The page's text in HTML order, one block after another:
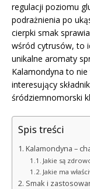
regulacji poziomu
podrażnienia po
cierpki smak
wśród cytrusów, to
unikalne aromaty
Kalamondyna to
interesujący
śródziemnomorski
Spis treści
Kalamondyna –
Jakie są
Jakie ma
Smak i